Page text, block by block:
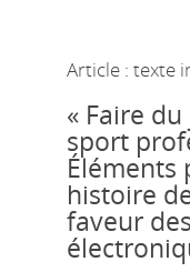
Article : texte
« Faire
sport
Éléments
histoire
faveur